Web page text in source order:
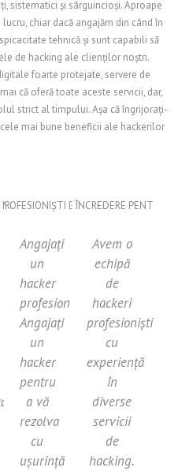
sistematici și sârguincioși. Aproape
chiar dacă angajăm din când în
tehnică și sunt capabili să
de hacking ale clienților noștri.
foarte protejate, servere de
că oferă toate aceste servicii, dar,
strict al timpului. Așa că îngrijorați-
mai bune beneficii ale hackerilor
Angajați
un
hacker
profesionist.
Angajați
un
hacker
pentru
a vă
rezolva
cu
ușurință
Avem o
echipă
de
hackeri
profesioniști
cu
experiență
în
diverse
servicii
de
hacking.